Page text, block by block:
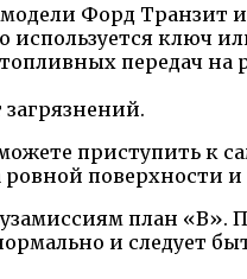
Форд Транзит и
ключ
передач на
приступить
ровной поверхности
план «B».
и следует